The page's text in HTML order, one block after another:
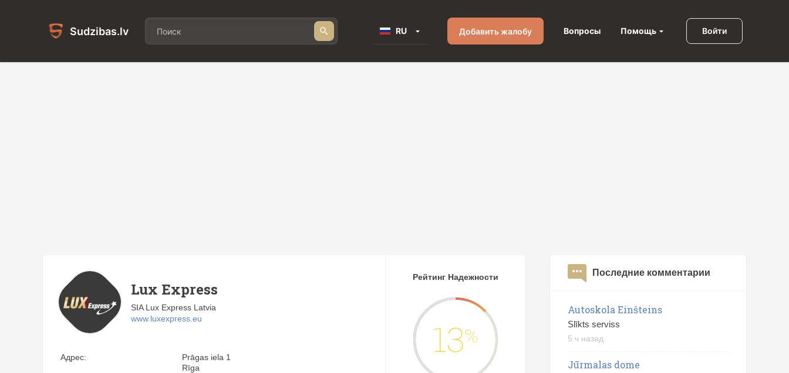
Sudzibas.lv RU Добавить жалобу Вопросы Помощь Войти
Lux Express
SIA Lux Express Latvia
www.luxexpress.eu
Адрес:
Prāgas iela 1
Rīga
Рейтинг Надежности
13%
Последние комментарии
Autoskola Einšteins
Slīkts serviss
5 ч назад
Jūrmalas dome